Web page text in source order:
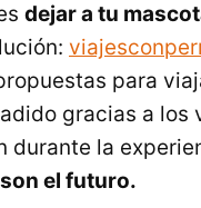
dejar a tu
para
gracias a
durante la
el futuro.